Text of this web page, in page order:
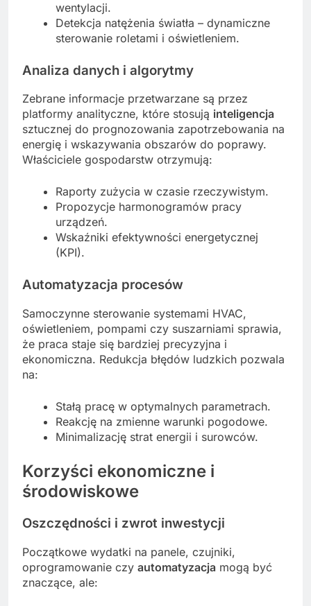
wentylacji.
Detekcja natężenia światła – dynamiczne
sterowanie roletami i oświetleniem.
Analiza danych i algorytmy
Zebrane informacje przetwarzane są przez
platformy analityczne, które stosują inteligencja
sztucznej do prognozowania zapotrzebowania na
energię i wskazywania obszarów do poprawy.
Właściciele gospodarstw otrzymują:
Raporty zużycia w czasie rzeczywistym.
Propozycje harmonogramów pracy
urządzeń.
Wskaźniki efektywności energetycznej
(KPI).
Automatyzacja procesów
Samoczynne sterowanie systemami HVAC,
oświetleniem, pompami czy suszarniami sprawia,
że praca staje się bardziej precyzyjna i
ekonomiczna. Redukcja błędów ludzkich pozwala
na:
Stałą pracę w optymalnych parametrach.
Reakcję na zmienne warunki pogodowe.
Minimalizację strat energii i surowców.
Korzyści ekonomiczne i
środowiskowe
Oszczędności i zwrot inwestycji
Początkowe wydatki na panele, czujniki,
oprogramowanie czy automatyzacja mogą być
znaczące, ale: